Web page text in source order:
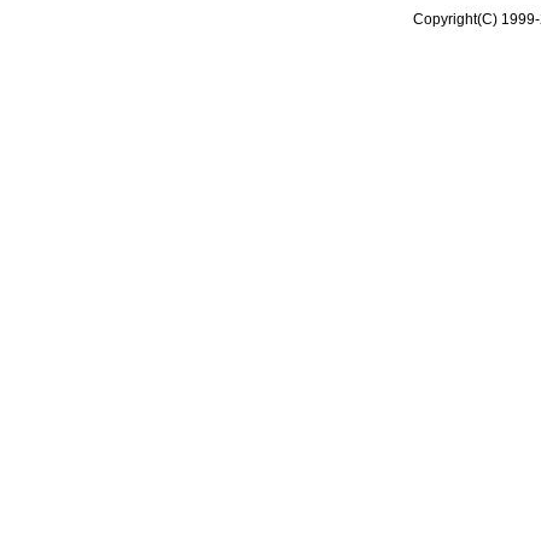
Copyright(C)